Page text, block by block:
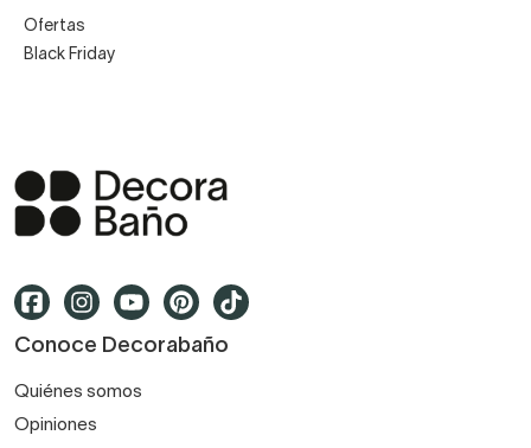
Ofertas
Black Friday
Conoce Decorabaño
Quiénes somos
Opiniones